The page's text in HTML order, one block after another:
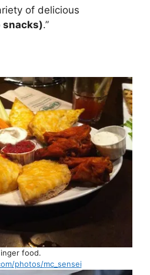
of delicious
snacks).”
food.
photos/mc_sensei